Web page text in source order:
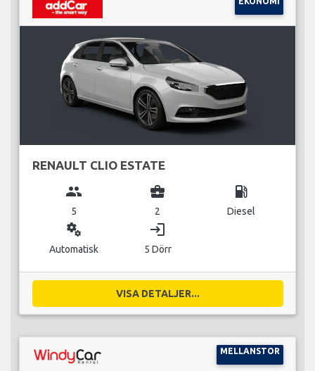
RENAULT CLIO ESTATE
group
5
business_center
2
local_gas_station
Diesel
miscellaneous_services
Automatisk
login
5 Dörr
VISA DETALJER...
MELLANSTOR